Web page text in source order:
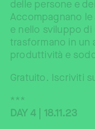
delle persone e
Accompagnano
e nello sviluppo
trasformano in un
produttività e
Gratuito. Iscriviti
***
DAY 4 | 18.11.23